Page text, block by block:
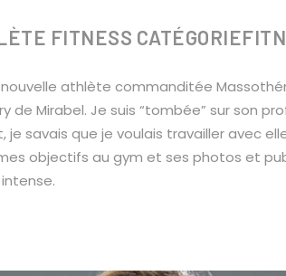
FITNESS
athlète commanditée
de Mirabel. Je suis “tombée” sur son
savais que je voulais travailler avec
objectifs au gym et ses photos et